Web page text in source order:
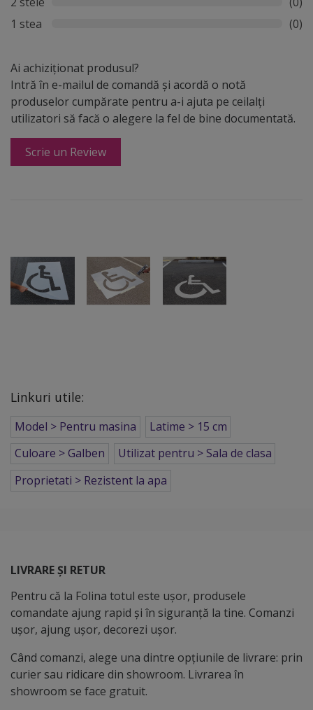
1 stea
(0)
Ai achiziționat produsul?
Intră în e-mailul de comandă și acordă o notă
produselor cumpărate pentru a-i ajuta pe ceilalți
utilizatori să facă o alegere la fel de bine documentată.
Scrie un Review
Linkuri utile:
Model > Pentru masina
Latime > 15 cm
Culoare > Galben
Utilizat pentru > Sala de clasa
Proprietati > Rezistent la apa
LIVRARE ȘI RETUR
Pentru că la Folina totul este ușor, produsele
comandate ajung rapid și în siguranță la tine. Comanzi
ușor, ajung ușor, decorezi ușor.
Când comanzi, alege una dintre opțiunile de livrare: prin
curier sau ridicare din showroom. Livrarea în
showroom se face gratuit.